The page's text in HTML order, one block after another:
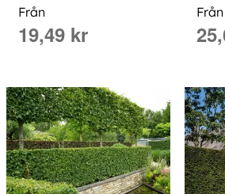
Från
19,49 kr
Från